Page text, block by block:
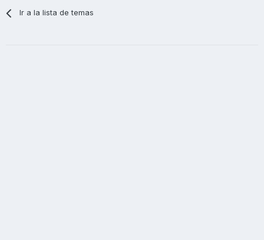
Ir a la lista de temas